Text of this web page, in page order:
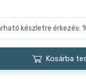
Kosárba